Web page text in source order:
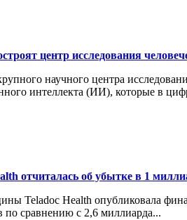
центр исследования
научного центра
интеллекта (ИИ), которые в
отчиталась об убытке в 1
Teladoc Health опубликовала
по сравнению с 2,6 миллиарда...